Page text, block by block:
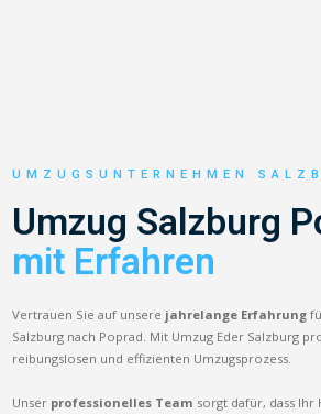
UMZUGSUNTERNEHMEN
Umzug Salzburg
mit Erfahren
Vertrauen Sie auf unsere jahrelange Erfahrung
Salzburg nach Poprad. Mit Umzug Eder Salzburg
reibungslosen und effizienten Umzugsprozess.
Unser professionelles Team sorgt dafür, dass Ihr